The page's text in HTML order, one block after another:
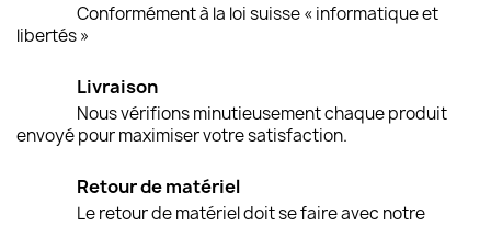
Conformément à la loi suisse « informatique et
libertés »
Livraison
Nous vérifions minutieusement chaque produit
envoyé pour maximiser votre satisfaction.
Retour de matériel
Le retour de matériel doit se faire avec notre